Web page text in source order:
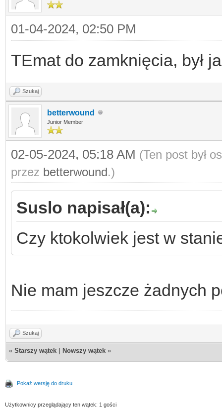
01-04-2024, 02:50 PM
TEmat do zamknięcia, był
Szukaj
betterwound
Junior Member
02-05-2024, 05:18 AM (Ten post był
przez betterwound.)
Suslo napisał(a):
Czy ktokolwiek jest w
Nie mam jeszcze żadnych
Szukaj
« Starszy wątek Nowszy wątek »
Pokaż wersję do druku
Użytkownicy przeglądający ten wątek: 1 gości